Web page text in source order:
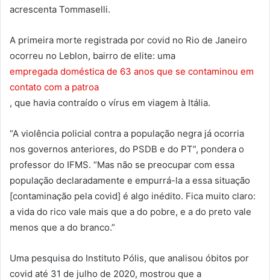
acrescenta Tommaselli.
A primeira morte registrada por covid no Rio de Janeiro
ocorreu no Leblon, bairro de elite: uma
empregada doméstica de 63 anos que se contaminou em
contato com a patroa
, que havia contraído o vírus em viagem à Itália.
“A violência policial contra a população negra já ocorria
nos governos anteriores, do PSDB e do PT”, pondera o
professor do IFMS. “Mas não se preocupar com essa
população declaradamente e empurrá-la a essa situação
[contaminação pela covid] é algo inédito. Fica muito claro:
a vida do rico vale mais que a do pobre, e a do preto vale
menos que a do branco.”
Uma pesquisa do Instituto Pólis, que analisou óbitos por
covid até 31 de julho de 2020, mostrou que a